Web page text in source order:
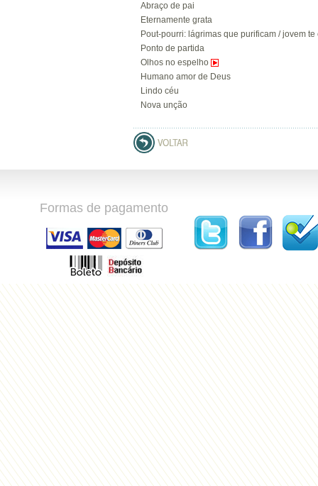
Abraço de pai
Eternamente grata
Pout-pourri: lágrimas que purificam / jovem
Ponto de partida
Olhos no espelho
Humano amor de Deus
Lindo céu
Nova unção
Formas de pagamento